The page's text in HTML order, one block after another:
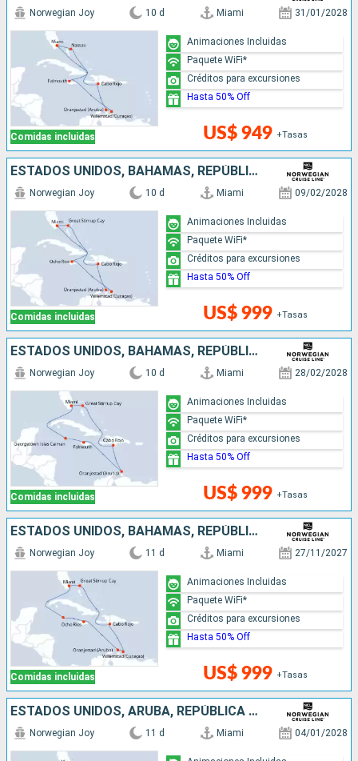
Comidas incluidas
Norwegian Joy 10 d Miami 31/01/2028
US$ 949 +Tasas
Animaciones Incluidas
Paquete WiFi*
Créditos para excursiones
Hasta 50% Off
ESTADOS UNIDOS, BAHAMAS, REPÚBLICA DOMINICANA, ARUBA, JAMAICA
Comidas incluidas
Norwegian Joy 10 d Miami 09/02/2028
US$ 999 +Tasas
Animaciones Incluidas
Paquete WiFi*
Créditos para excursiones
Hasta 50% Off
ESTADOS UNIDOS, BAHAMAS, REPÚBLICA DOMINICANA, ARUBA, JAMAICA, ISLAS CAIMÁN
Comidas incluidas
Norwegian Joy 10 d Miami 28/02/2028
US$ 999 +Tasas
Animaciones Incluidas
Paquete WiFi*
Créditos para excursiones
Hasta 50% Off
ESTADOS UNIDOS, BAHAMAS, REPÚBLICA DOMINICANA, ARUBA, JAMAICA, ISLAS CAIMÁN
Comidas incluidas
Norwegian Joy 11 d Miami 27/11/2027
US$ 999 +Tasas
Animaciones Incluidas
Paquete WiFi*
Créditos para excursiones
Hasta 50% Off
ESTADOS UNIDOS, ARUBA, REPÚBLICA DOMINICANA, JAMAICA, ISLAS CAIMÁN
Norwegian Joy 11 d Miami 04/01/2028